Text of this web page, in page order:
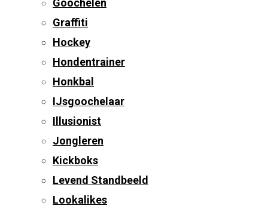
Graffiti
Hockey
Hondentrainer
Honkbal
IJsgoochelaar
Illusionist
Jongleren
Kickboks
Levend Standbeeld
Lookalikes